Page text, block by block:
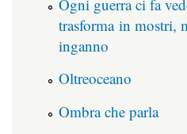
Ogni guerra ci fa
trasforma in mostri,
inganno
Oltreoceano
Ombra che parla